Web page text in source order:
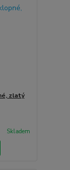
zlatý
Skladem